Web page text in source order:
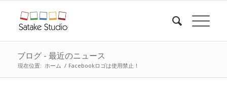
ブログ - 最近のニュース
現在位置: ホーム / Facebookロゴは使用禁止！